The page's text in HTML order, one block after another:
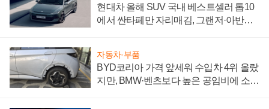
현대차 올해 SUV 국내 베스트셀러 톱10
에서 싼타페만 자리매김, 그랜저·아반떼
자동차·부품
BYD코리아 가격 앞세워 수입차 4위 올랐
지만, BMW·벤츠보다 높은 공임비에 소비